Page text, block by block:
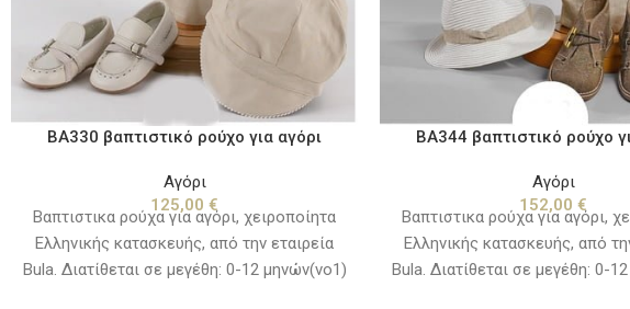
BA330 βαπτιστικό ρούχο για αγόρι
Αγόρι
125,00 €
Βαπτιστικα ρούχα για αγόρι, χειροποίητα
Ελληνικής κατασκευής, από την εταιρεία
Bula. Διατίθεται σε μεγέθη: 0-12 μηνών(νο1)
BA344 βαπτιστικό ρούχο
Αγόρι
152,00 €
Βαπτιστικα ρούχα για αγόρι,
Ελληνικής κατασκευής, από
Bula. Διατίθεται σε μεγέθη: 0-